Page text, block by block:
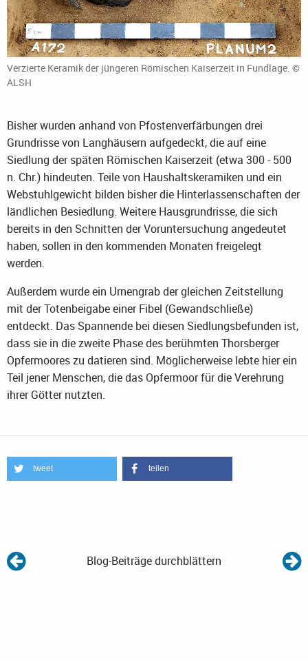
Verzierte Keramik der jüngeren Römischen Kaiserzeit in Fundlage. ©
ALSH
Bisher wurden anhand von Pfostenverfärbungen drei
Grundrisse von Langhäusern aufgedeckt, die auf eine
Siedlung der späten Römischen Kaiserzeit (etwa 300 - 500
n. Chr.) hindeuten. Teile von Haushaltskeramiken und ein
Webstuhlgewicht bilden bisher die Hinterlassenschaften der
ländlichen Besiedlung. Weitere Hausgrundrisse, die sich
bereits in den Schnitten der Voruntersuchung angedeutet
haben, sollen in den kommenden Monaten freigelegt
werden.
Außerdem wurde ein Urnengrab der gleichen Zeitstellung
mit der Totenbeigabe einer Fibel (Gewandschließe)
entdeckt. Das Spannende bei diesen Siedlungsbefunden ist,
dass sie in die zweite Phase des berühmten Thorsberger
Opfermoores zu datieren sind. Möglicherweise lebte hier ein
Teil jener Menschen, die das Opfermoor für die Verehrung
ihrer Götter nutzten.
tweet teilen
Blog-Beiträge durchblättern